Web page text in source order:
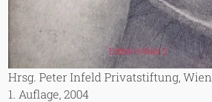
Hrsg. Peter Infeld Privatstiftung, Wien
1. Auflage, 2004